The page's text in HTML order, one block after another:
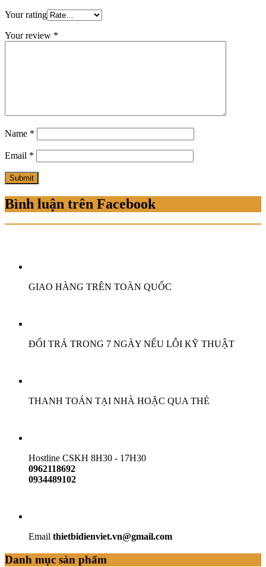
Your rating
Your review *
Name *
Email *
Bình luận trên Facebook
GIAO HÀNG TRÊN TOÀN QUỐC
ĐỔI TRẢ TRONG 7 NGÀY NẾU LỖI KỸ THUẬT
THANH TOÁN TẠI NHÀ HOẶC QUA THẺ
Hostline CSKH 8H30 - 17H30
0962118692
0934489102
Email thietbidienviet.vn@gmail.com
Danh mục sản phẩm